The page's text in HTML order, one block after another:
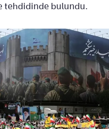
tehdidinde bulundu.